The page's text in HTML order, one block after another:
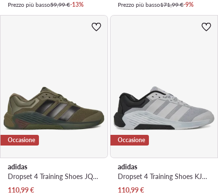
Prezzo più basso59,99 €-13%
Prezzo più basso171,99 €-9%
Occasione
adidas
Dropset 4 Training Shoes JQ1769 · Scarpe da palestra
Prezzo attuale
110,99€
Occasione
adidas
Dropset 4 Training Shoes KJ6611 · Scarpe da palestra
Prezzo attuale
110,99€